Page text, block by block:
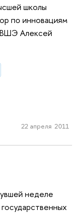
школы
по инновациям
ВШЭ Алексей
22 апреля 2011
неделе